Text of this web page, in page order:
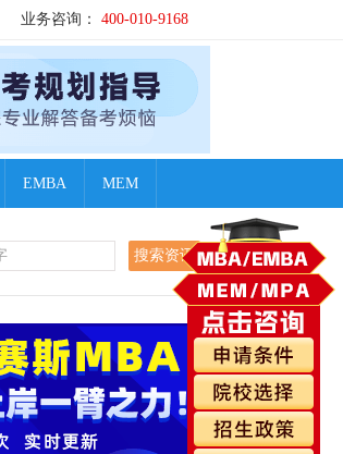
业务咨询： 400-010-9168
EMBA MEM